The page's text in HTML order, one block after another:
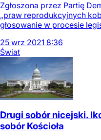
Zgłoszona przez Partię
„praw reprodukcyjnych
głosowanie w procesie
25 wrz 2021 8:36
Świat
Drugi sobór nicejski.
sobór Kościoła